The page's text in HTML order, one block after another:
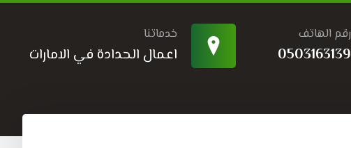
خدماتنا
اعمال الحدادة في الامارات
رقم الهاتف
0503163139